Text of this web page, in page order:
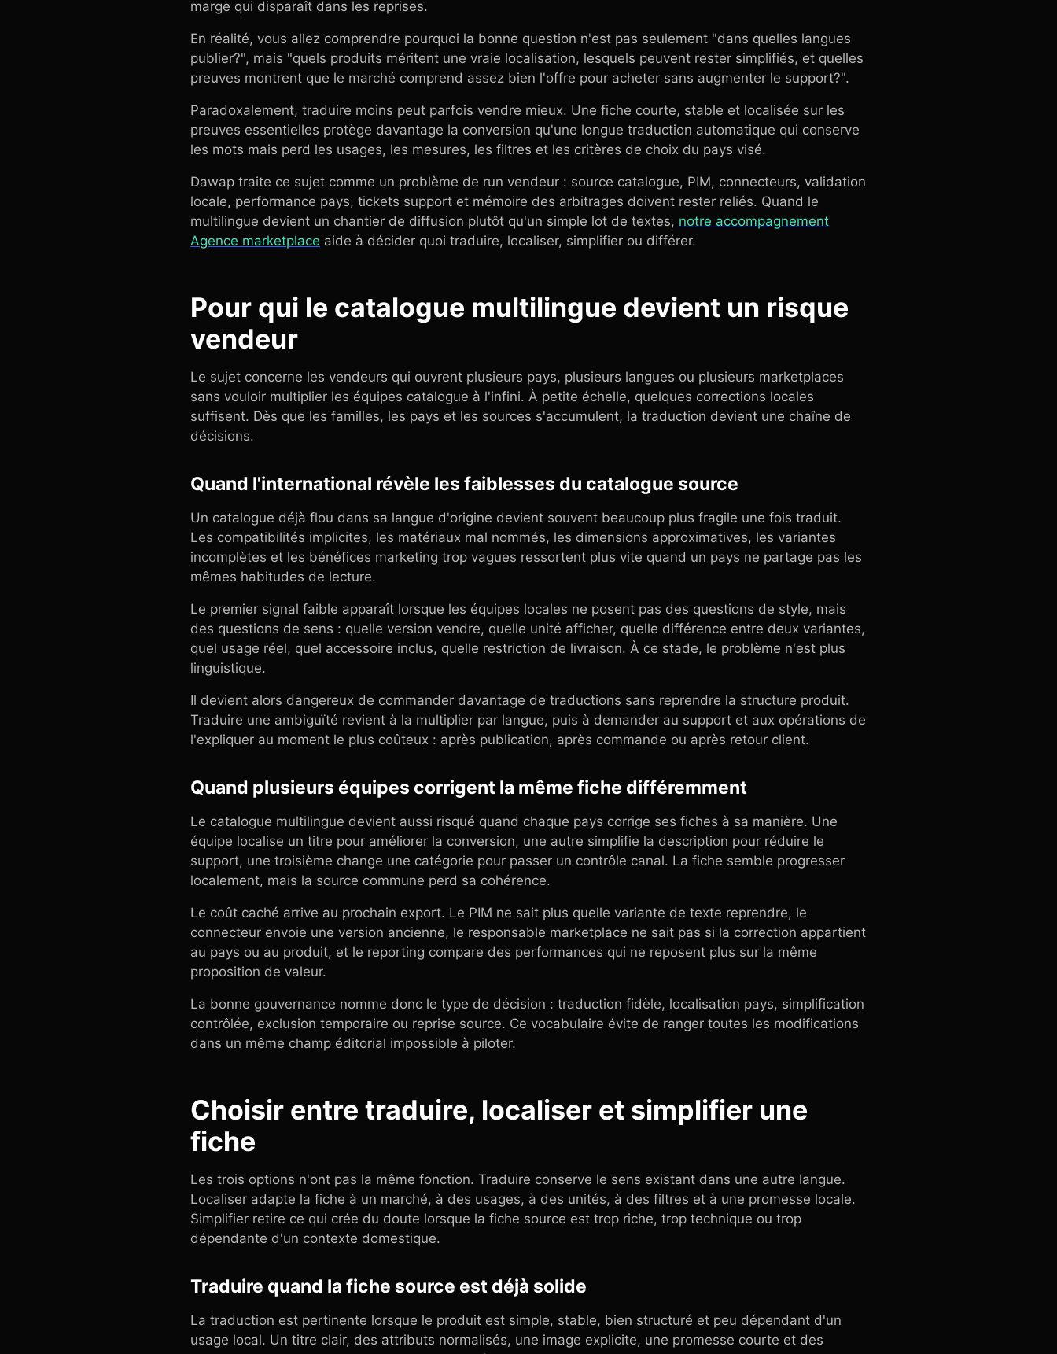
marge qui disparaît dans les reprises.
En réalité, vous allez comprendre pourquoi la bonne question n'est pas seulement "dans quelles langues
publier?", mais "quels produits méritent une vraie localisation, lesquels peuvent rester simplifiés, et quelles
preuves montrent que le marché comprend assez bien l'offre pour acheter sans augmenter le support?".
Paradoxalement, traduire moins peut parfois vendre mieux. Une fiche courte, stable et localisée sur les
preuves essentielles protège davantage la conversion qu'une longue traduction automatique qui conserve
les mots mais perd les usages, les mesures, les filtres et les critères de choix du pays visé.
Dawap traite ce sujet comme un problème de run vendeur : source catalogue, PIM, connecteurs, validation
locale, performance pays, tickets support et mémoire des arbitrages doivent rester reliés. Quand le
multilingue devient un chantier de diffusion plutôt qu'un simple lot de textes, notre accompagnement
Agence marketplace aide à décider quoi traduire, localiser, simplifier ou différer.
Pour qui le catalogue multilingue devient un risque
vendeur
Le sujet concerne les vendeurs qui ouvrent plusieurs pays, plusieurs langues ou plusieurs marketplaces
sans vouloir multiplier les équipes catalogue à l'infini. À petite échelle, quelques corrections locales
suffisent. Dès que les familles, les pays et les sources s'accumulent, la traduction devient une chaîne de
décisions.
Quand l'international révèle les faiblesses du catalogue source
Un catalogue déjà flou dans sa langue d'origine devient souvent beaucoup plus fragile une fois traduit.
Les compatibilités implicites, les matériaux mal nommés, les dimensions approximatives, les variantes
incomplètes et les bénéfices marketing trop vagues ressortent plus vite quand un pays ne partage pas les
mêmes habitudes de lecture.
Le premier signal faible apparaît lorsque les équipes locales ne posent pas des questions de style, mais
des questions de sens : quelle version vendre, quelle unité afficher, quelle différence entre deux variantes,
quel usage réel, quel accessoire inclus, quelle restriction de livraison. À ce stade, le problème n'est plus
linguistique.
Il devient alors dangereux de commander davantage de traductions sans reprendre la structure produit.
Traduire une ambiguïté revient à la multiplier par langue, puis à demander au support et aux opérations de
l'expliquer au moment le plus coûteux : après publication, après commande ou après retour client.
Quand plusieurs équipes corrigent la même fiche différemment
Le catalogue multilingue devient aussi risqué quand chaque pays corrige ses fiches à sa manière. Une
équipe localise un titre pour améliorer la conversion, une autre simplifie la description pour réduire le
support, une troisième change une catégorie pour passer un contrôle canal. La fiche semble progresser
localement, mais la source commune perd sa cohérence.
Le coût caché arrive au prochain export. Le PIM ne sait plus quelle variante de texte reprendre, le
connecteur envoie une version ancienne, le responsable marketplace ne sait pas si la correction appartient
au pays ou au produit, et le reporting compare des performances qui ne reposent plus sur la même
proposition de valeur.
La bonne gouvernance nomme donc le type de décision : traduction fidèle, localisation pays, simplification
contrôlée, exclusion temporaire ou reprise source. Ce vocabulaire évite de ranger toutes les modifications
dans un même champ éditorial impossible à piloter.
Choisir entre traduire, localiser et simplifier une
fiche
Les trois options n'ont pas la même fonction. Traduire conserve le sens existant dans une autre langue.
Localiser adapte la fiche à un marché, à des usages, à des unités, à des filtres et à une promesse locale.
Simplifier retire ce qui crée du doute lorsque la fiche source est trop riche, trop technique ou trop
dépendante d'un contexte domestique.
Traduire quand la fiche source est déjà solide
La traduction est pertinente lorsque le produit est simple, stable, bien structuré et peu dépendant d'un
usage local. Un titre clair, des attributs normalisés, une image explicite, une promesse courte et des